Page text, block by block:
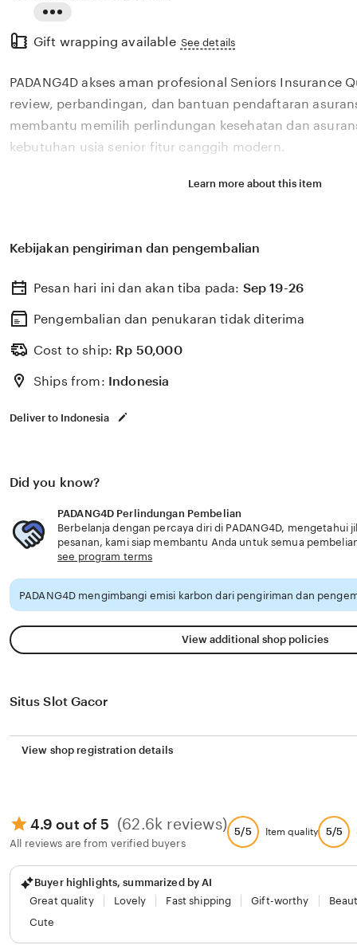
the
description
Gift wrapping available See details
PADANG4D akses aman profesional Seniors Insurance
review, perbandingan, dan bantuan pendaftaran
membantu memilih perlindungan kesehatan dan
kebutuhan usia senior fitur canggih modern.
Situs PADANG4D akses aman profesional Seniors
dengan kebutuhan usia senior fitur canggih modern.
Learn more about this item
Kebijakan pengiriman dan pengembalian
Pesan hari ini dan akan tiba pada: Sep 19-26
Pengembalian dan penukaran tidak diterima
Cost to ship: Rp 50,000
Ships from: Indonesia
Deliver to Indonesia
Did you know?
PADANG4D Perlindungan Pembelian
Berbelanja dengan percaya diri di PADANG4D, mengetahui
pesanan, kami siap membantu Anda untuk semua
see program terms
PADANG4D mengimbangi emisi karbon dari pengiriman dan
View additional shop policies
Situs Slot Gacor
View shop registration details
4.9 out of 5 (62.6k reviews)
All reviews are from verified buyers
5/5 Item quality 5/5
Buyer highlights, summarized by AI
Great quality
Lovely Fast shipping Gift-worthy
Cute